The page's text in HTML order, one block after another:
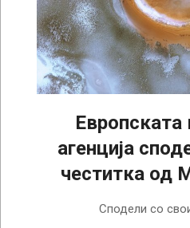
Европската
агенција
честитка од
Сподели со